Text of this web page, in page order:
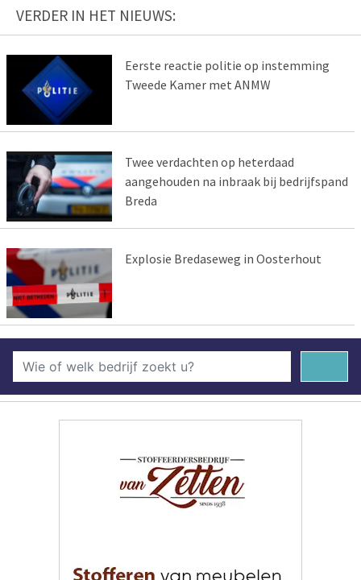
VERDER IN HET NIEUWS:
Eerste reactie politie op instemming
Tweede Kamer met ANMW
Twee verdachten op heterdaad
aangehouden na inbraak bij bedrijfspand
Breda
Explosie Bredaseweg in Oosterhout